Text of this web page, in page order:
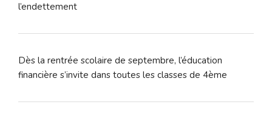
l’endettement
Dès la rentrée scolaire de septembre, l’éducation
financière s’invite dans toutes les classes de 4ème